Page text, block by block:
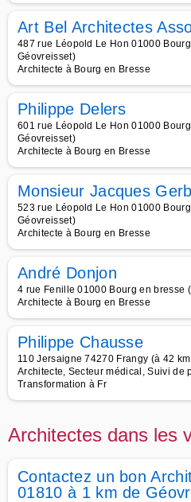
Art Bel Architectes
487 rue Léopold Le Hon 01000
Géovreisset)
Architecte à Bourg en Bresse
Philippe Delers
601 rue Léopold Le Hon 01000
Géovreisset)
Architecte à Bourg en Bresse
Monsieur Jacques
523 rue Léopold Le Hon 01000
Géovreisset)
Architecte à Bourg en Bresse
André Donjon
4 rue Fenille 01000 Bourg en bresse
Architecte à Bourg en Bresse
Philippe Chausse
110 Jersaigne 74270 Frangy (à 42
Architecte, Secteur médical, Suivi de
Transformation à Fr
Architectes dans les
Contactez un bon
01810 à 1 km de